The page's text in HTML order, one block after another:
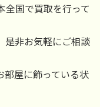
全国で買取を行って
是非お気軽にご相談
部屋に飾っている状